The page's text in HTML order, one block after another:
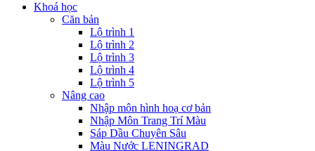
Khoá học
Căn bản
Lộ trình 1
Lộ trình 2
Lộ trình 3
Lộ trình 4
Lộ trình 5
Nâng cao
Nhập môn hình hoạ cơ bản
Nhập Môn Trang Trí Màu
Sáp Dầu Chuyên Sâu
Màu Nước LENINGRAD